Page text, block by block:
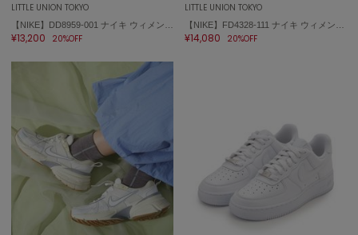
LITTLE UNION TOKYO
¥13,200 20%OFF
LITTLE UNION TOKYO
¥14,080 20%OFF